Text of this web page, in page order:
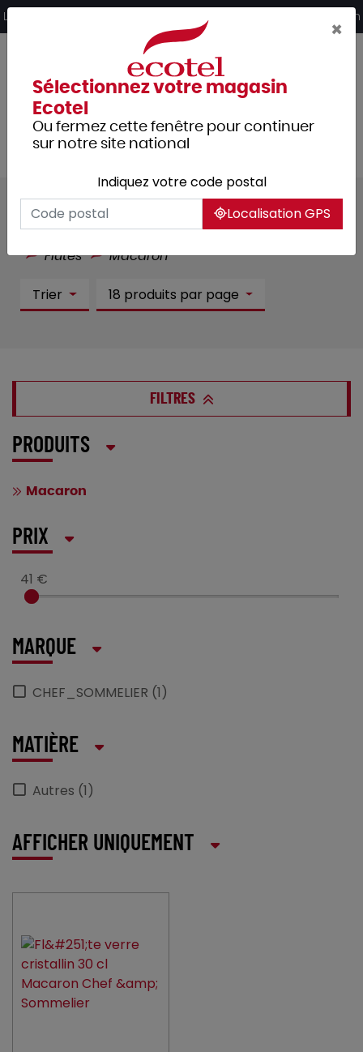
Livraison offerte dès 249€ HT d’achat et retrait 2h en magasin
Macaron :1 article(s)
Flûtes
Macaron
Trier 18 produits par page
FILTRES
PRODUITS
Macaron
PRIX
41 €
MARQUE
CHEF_SOMMELIER (1)
MATIÈRE
Autres (1)
AFFICHER UNIQUEMENT
×
Sélectionnez votre magasin
Ecotel
Ou fermez cette fenêtre pour continuer
sur notre site national
Indiquez votre code postal
Localisation GPS
Panneau de gestion des cookies